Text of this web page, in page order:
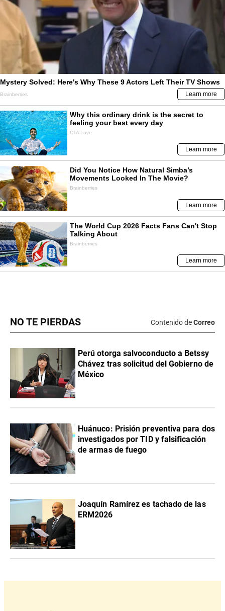
NO TE PIERDAS Contenido deCorreo
Perú otorga salvoconducto a Betssy
Chávez tras solicitud del Gobierno de
México
Huánuco: Prisión preventiva para dos
investigados por TID y falsificación
de armas de fuego
Joaquín Ramírez es tachado de las
ERM2026